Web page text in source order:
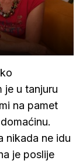
je u tanjuru
na pamet
nikada ne idu
je poslije